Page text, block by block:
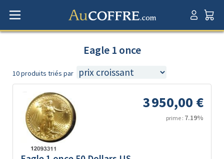
Eagle 1 once
10 produits triés par
3 950,00 €
prime : 7.19%